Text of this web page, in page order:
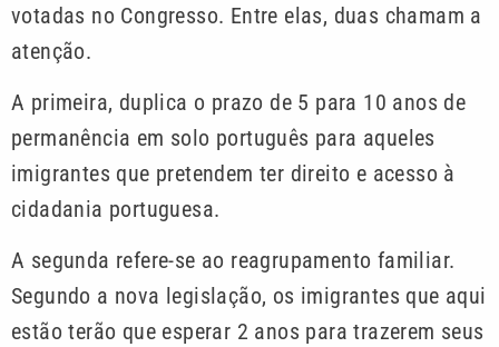
votadas no Congresso. Entre elas, duas chamam a
atenção.
A primeira, duplica o prazo de 5 para 10 anos de
permanência em solo português para aqueles
imigrantes que pretendem ter direito e acesso à
cidadania portuguesa.
A segunda refere-se ao reagrupamento familiar.
Segundo a nova legislação, os imigrantes que aqui
estão terão que esperar 2 anos para trazerem seus